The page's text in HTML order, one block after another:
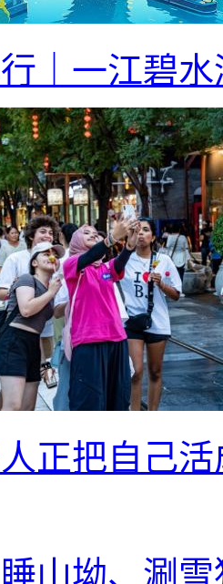
｜一江碧
正把自己活
山坳、涮